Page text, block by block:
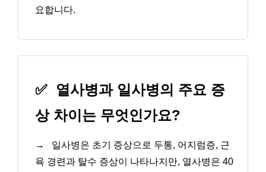
요합니다.
✅
열사병과 일사병의 주요 증
상 차이는 무엇인가요?
→
일사병은 초기 증상으로 두통, 어지럼증, 근
육 경련과 탈수 증상이 나타나지만, 열사병은 40